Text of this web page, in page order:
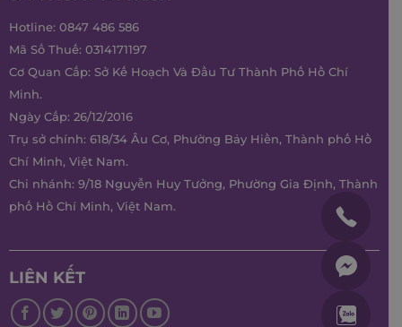
Hotline: 0847 486 586
Mã Số Thuế: 0314171197
Cơ Quan Cấp: Sở Kế Hoạch Và Đầu Tư Thành Phố Hồ Chí
Minh.
Ngày Cấp: 26/12/2016
Trụ sở chính: 618/34 Âu Cơ, Phường Bảy Hiền, Thành phố Hồ
Chí Minh, Việt Nam.
Chi nhánh: 9/18 Nguyễn Huy Tưởng, Phường Gia Định, Thành
phố Hồ Chí Minh, Việt Nam.
LIÊN KẾT